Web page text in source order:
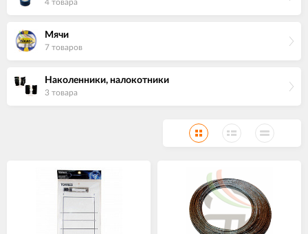
4 товара
Мячи
7 товаров
Наколенники, налокотники
3 товара